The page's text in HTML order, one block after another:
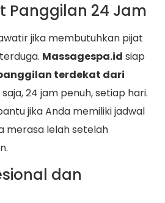
Panggilan 24 Jam
jika membutuhkan pijat
Massagespa.id siap
terdekat dari
24 jam penuh, setiap hari.
jika Anda memiliki jadwal
lelah setelah
dan